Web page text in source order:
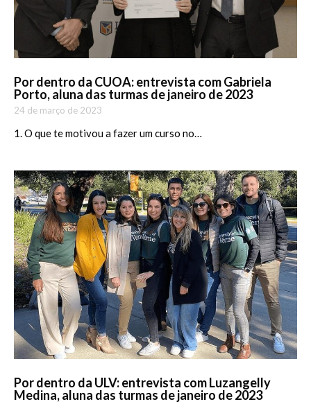
Por dentro da CUOA: entrevista com Gabriela
Porto, aluna das turmas de janeiro de 2023
24 de março de 2023
1. O que te motivou a fazer um curso no…
Por dentro da ULV: entrevista com Luzangelly
Medina, aluna das turmas de janeiro de 2023